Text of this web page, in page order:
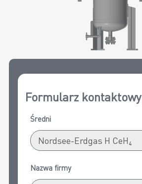
Formularz kontaktowy
Średni
Nazwa firmy